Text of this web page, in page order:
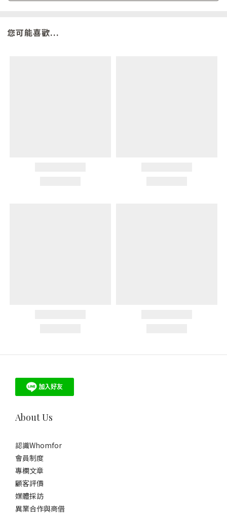
您可能喜歡...
About Us
認識Whomfor
會員制度
專欄文章
顧客評價
媒體採訪
異業合作與商借